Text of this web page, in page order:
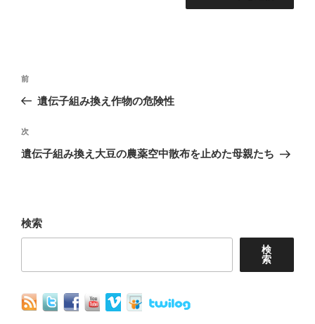
投
稿
ビ
ゲ
ョ
前
の
稿
前
遺伝子組み換え作物の危険性
次
の
次
遺伝子組み換え大豆の農薬空中散布を止めた母親たち
検索
検
索